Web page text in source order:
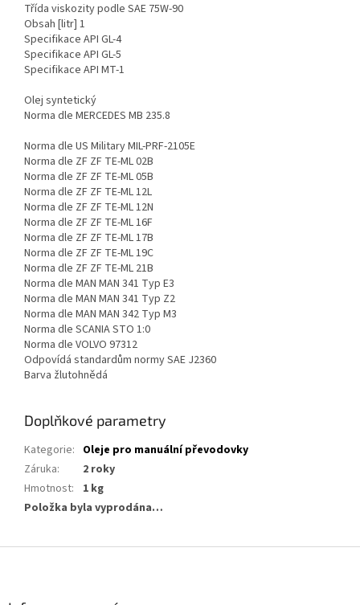
Třída viskozity podle SAE 75W-90
Obsah [litr] 1
Specifikace API GL-4
Specifikace API GL-5
Specifikace API MT-1
Olej syntetický
Norma dle MERCEDES MB 235.8
Norma dle US MilitaryMIL-PRF-2105E
Norma dle ZF ZF TE-ML 02B
Norma dle ZF ZF TE-ML 05B
Norma dle ZF ZF TE-ML 12L
Norma dle ZF ZF TE-ML 12N
Norma dle ZF ZF TE-ML 16F
Norma dle ZF ZF TE-ML 17B
Norma dle ZF ZF TE-ML 19C
Norma dle ZF ZF TE-ML 21B
Norma dle MAN MAN 341 Typ E3
Norma dle MAN MAN 341 Typ Z2
Norma dle MAN MAN 342 Typ M3
Norma dle SCANIASTO 1:0
Norma dle VOLVO 97312
Odpovídá standardům normySAE J2360
Barva žlutohnědá
Doplňkové parametry
Kategorie: Oleje pro manuální převodovky
Záruka:
2 roky
Hmotnost:
1 kg
Položka byla vyprodána…